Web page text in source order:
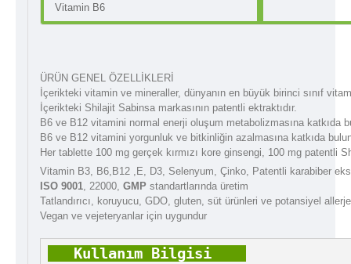
Vitamin B6
ÜRÜN GENEL ÖZELLİKLERİ
İçerikteki vitamin ve mineraller, dünyanın en büyük birinci sınıf
İçerikteki Shilajit Sabinsa markasının patentli ektraktıdır.
B6 ve B12 vitamini normal enerji oluşum metabolizmasına katkıda
B6 ve B12 vitamini yorgunluk ve bitkinliğin azalmasına katkıda
Her tablette 100 mg gerçek kırmızı kore ginsengi, 100 mg patentli
Vitamin B3, B6,B12 ,E, D3, Selenyum, Çinko, Patentli karabiber
ISO 9001, 22000, GMP standartlarında üretim
Tatlandırıcı, koruyucu, GDO, gluten, süt ürünleri ve potansiyel
Vegan ve vejeteryanlar için uygundur
   Kullanım Bilgisi